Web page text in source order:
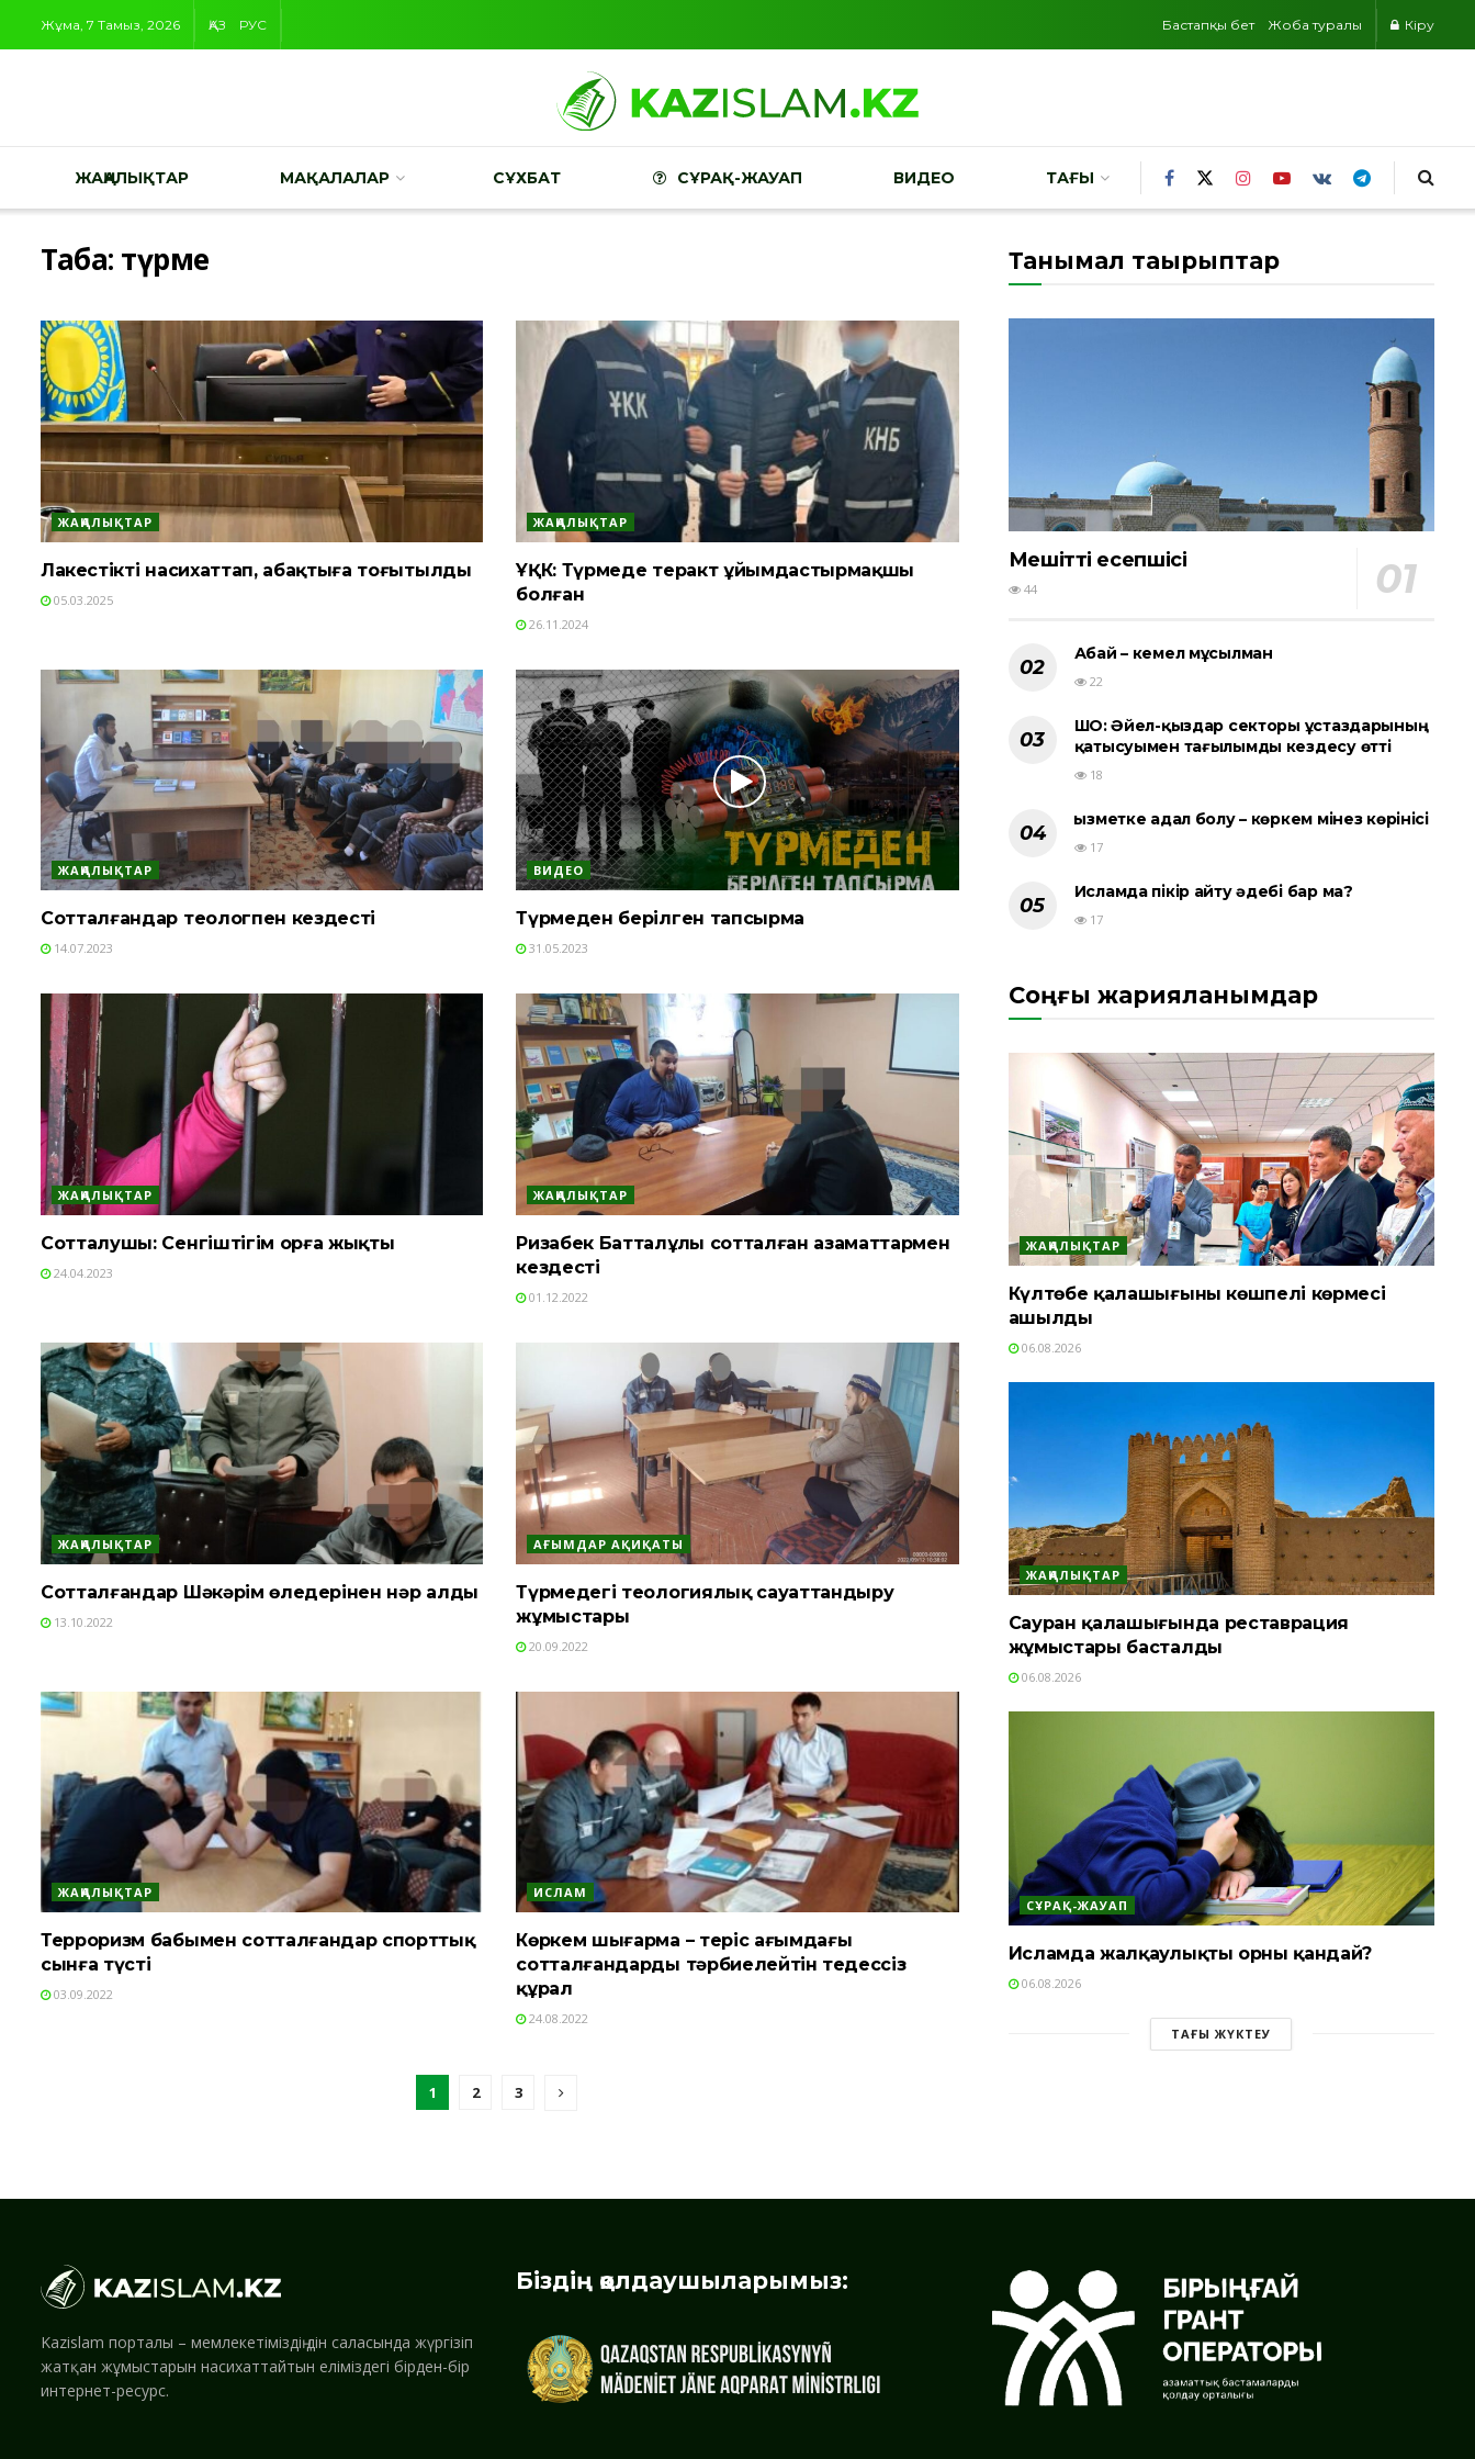
Жұма, 7 Тамыз, 2026 ҚАЗ РУС Бастапқы бет Жоба туралы Кіру
ЖАҢАЛЫҚТАР МАҚАЛАЛАР СҰХБАТ СҰРАҚ-ЖАУАП ВИДЕО ТАҒЫ
Таңба: түрме
ЖАҢАЛЫҚТАР
Лаңкестікті насихаттап, абақтыға тоғытылды
05.03.2025
ЖАҢАЛЫҚТАР
ҰҚК: Түрмеде теракт ұйымдастырмақшы
болған
26.11.2024
ЖАҢАЛЫҚТАР
Сотталғандар теологпен кездесті
14.07.2023
ВИДЕО
Түрмеден берілген тапсырма
31.05.2023
ЖАҢАЛЫҚТАР
Сотталушы: Сенгіштігім орға жықты
24.04.2023
ЖАҢАЛЫҚТАР
Ризабек Батталұлы сотталған азаматтармен
кездесті
01.12.2022
ЖАҢАЛЫҚТАР
Сотталғандар Шәкәрім өлеңдерінен нәр алды
13.10.2022
АҒЫМДАР АҚИҚАТЫ
Түрмедегі теологиялық сауаттандыру
жұмыстары
20.09.2022
ЖАҢАЛЫҚТАР
Терроризм бабымен сотталғандар спорттық
сынға түсті
03.09.2022
ИСЛАМ
Көркем шығарма – теріс ағымдағы
сотталғандарды тәрбиелейтін теңдессіз
құрал
24.08.2022
1 2 3
Танымал тақырыптар
Мешіттің есепшісі
44
Абай – кемел мұсылман
22
ШҚО: Әйел-қыздар секторы ұстаздарының
қатысуымен тағылымды кездесу өтті
18
Қызметке адал болу – көркем мінез көрінісі
17
Исламда пікір айту әдебі бар ма?
17
Соңғы жарияланымдар
ЖАҢАЛЫҚТАР
Күлтөбе қалашығының көшпелі көрмесі
ашылды
06.08.2026
ЖАҢАЛЫҚТАР
Сауран қалашығында реставрация
жұмыстары басталды
06.08.2026
СҰРАҚ-ЖАУАП
Исламда жалқаулықтың орны қандай?
06.08.2026
ТАҒЫ ЖҮКТЕУ
Kazislam порталы – мемлекетіміздің дін саласында жүргізіп
жатқан жұмыстарын насихаттайтын еліміздегі бірден-бір
интернет-ресурс.
Біздің қолдаушыларымыз: